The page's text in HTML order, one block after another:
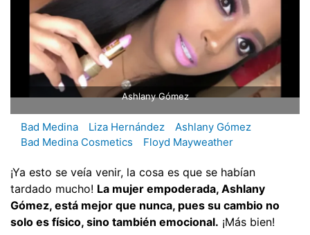
Ashlany Gómez
Bad Medina Liza Hernández
Ashlany Gómez
Bad Medina Cosmetics
Floyd Mayweather
¡Ya esto se veía venir, la cosa es que se habían
tardado mucho! La mujer empoderada, Ashlany
Gómez, está mejor que nunca, pues su cambio no
solo es físico, sino también emocional. ¡Más bien!